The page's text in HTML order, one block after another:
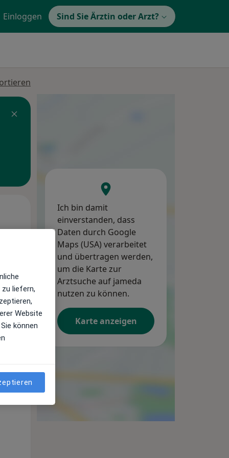
Einloggen Sind Sie Ärztin oder Arzt?
Di,
11 Aug 12 Aug
Ich bin damit
einverstanden, dass
Daten durch Google
Maps (USA) verarbeitet
und übertragen werden,
um die Karte zur
Arztsuche auf jameda
nutzen zu können.
Karte anzeigen
liefern,
Website
können